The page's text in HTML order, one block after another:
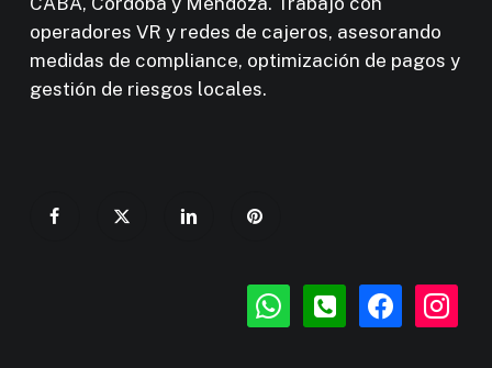
operadores VR y redes de cajeros, asesorando
medidas de compliance, optimización de pagos y
gestión de riesgos locales.
whatsappphone-
square
facebook